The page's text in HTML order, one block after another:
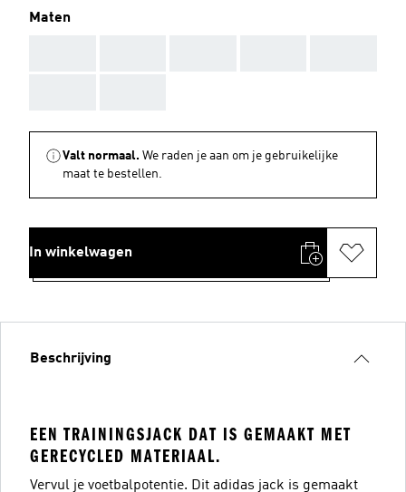
Maten
Valt normaal. We raden je aan om je gebruikelijke
maat te bestellen.
In winkelwagen
Beschrijving
EEN TRAININGSJACK DAT IS GEMAAKT MET
GERECYCLED MATERIAAL.
Vervul je voetbalpotentie. Dit adidas jack is gemaakt